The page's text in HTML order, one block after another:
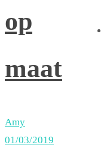
op
maat
Amy
01/03/2019